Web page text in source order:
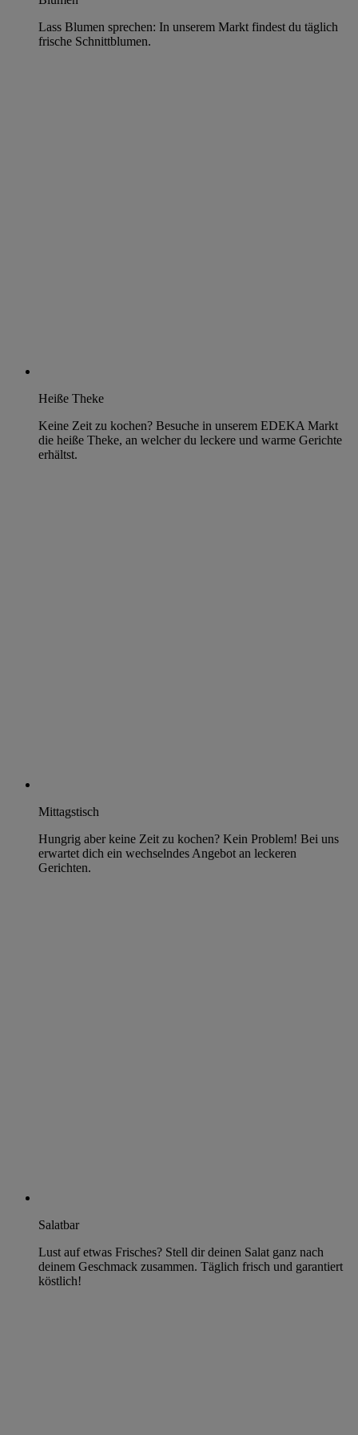
Lass Blumen sprechen: In unserem Markt findest du täglich
frische Schnittblumen.
Heiße Theke
Keine Zeit zu kochen? Besuche in unserem EDEKA Markt
die heiße Theke, an welcher du leckere und warme Gerichte
erhältst.
Mittagstisch
Hungrig aber keine Zeit zu kochen? Kein Problem! Bei uns
erwartet dich ein wechselndes Angebot an leckeren
Gerichten.
Salatbar
Lust auf etwas Frisches? Stell dir deinen Salat ganz nach
deinem Geschmack zusammen. Täglich frisch und garantiert
köstlich!